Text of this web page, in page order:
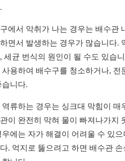
에서 악취가 나는 경우는 배수관
면서 발생하는 경우가 많습니다.
세균 번식의 원인이 될 수도 있습
사용하여 배수구를 청소하거나,
습니다.
역류하는 경우는 싱크대 막힘이
이 완전히 막혀 물이 빠져나가지
우에는 자가 해결이 어려울 수 있
. 억지로 뚫으려고 하면 배수관